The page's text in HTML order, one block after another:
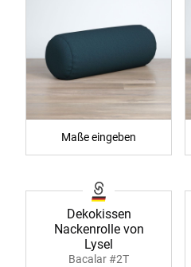
Maße eingeben
Dekokissen
Nackenrolle von
Lysel
Bacalar #2T